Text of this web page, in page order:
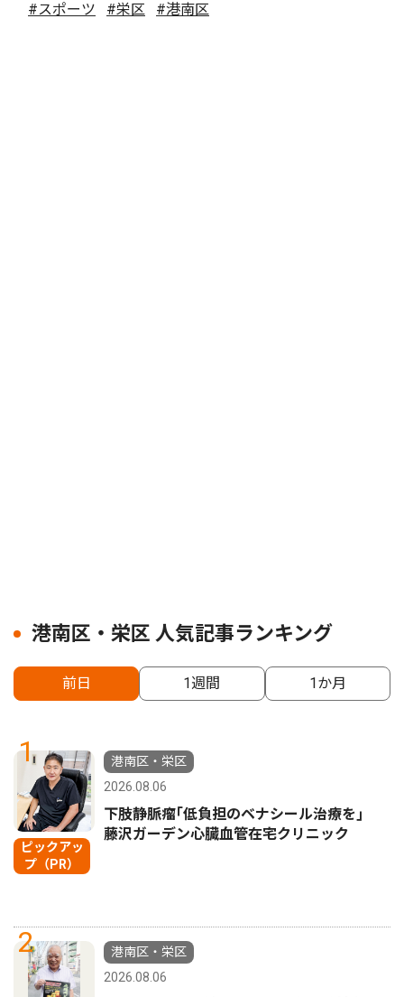
#スポーツ #栄区 #港南区
港南区・栄区 人気記事ランキング
前日 1週間 1か月
1
ピックアッ
プ（PR）
港南区・栄区
2026.08.06
下肢静脈瘤｢低負担のベナシール治療を｣
藤沢ガーデン心臓血管在宅クリニック
2
港南区・栄区
2026.08.06